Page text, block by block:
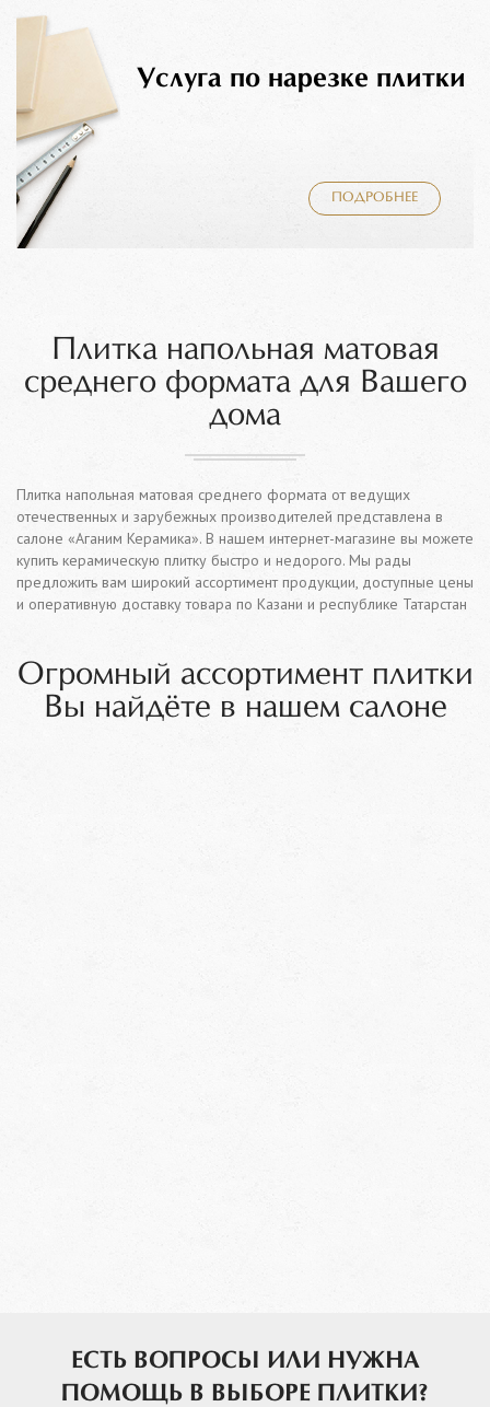
Услуга по нарезке плитки
ПОДРОБНЕЕ
Плитка напольная матовая
среднего формата для Вашего
дома
Плитка напольная матовая среднего формата от ведущих
отечественных и зарубежных производителей представлена в
салоне «Аганим Керамика». В нашем интернет-магазине вы можете
купить керамическую плитку быстро и недорого. Мы рады
предложить вам широкий ассортимент продукции, доступные цены
и оперативную доставку товара по Казани и республике Татарстан
Огромный ассортимент плитки
Вы найдёте в нашем салоне
ЕСТЬ ВОПРОСЫ ИЛИ НУЖНА
ПОМОЩЬ В ВЫБОРЕ ПЛИТКИ?